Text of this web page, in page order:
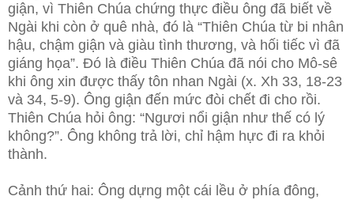
giận, vì Thiên Chúa chứng thực điều ông đã biết về
Ngài khi còn ở quê nhà, đó là “Thiên Chúa từ bi nhân
hậu, chậm giận và giàu tình thương, và hối tiếc vì đã
giáng họa”. Đó là điều Thiên Chúa đã nói cho Mô-sê
khi ông xin được thấy tôn nhan Ngài (x. Xh 33, 18-23
và 34, 5-9). Ông giận đến mức đòi chết đi cho rồi.
Thiên Chúa hỏi ông: “Ngươi nổi giận như thế có lý
không?”. Ông không trả lời, chỉ hậm hực đi ra khỏi
thành.
Cảnh thứ hai: Ông dựng một cái lều ở phía đông,